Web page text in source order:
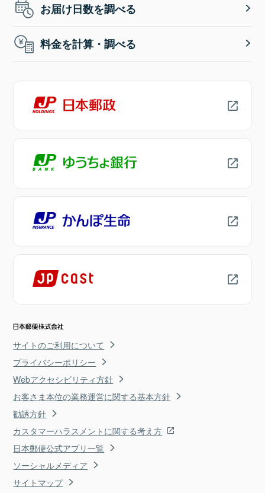
お届け日数を調べる
料金を計算・調べる
サイトのご利用について
プライバシーポリシー
Webアクセシビリティ方針
お客さま本位の業務運営に関する基本方針
勧誘方針
カスタマーハラスメントに関する考え方
日本郵便公式アプリ一覧
ソーシャルメディア
サイトマップ